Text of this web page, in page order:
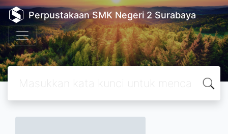
Perpustakaan SMK Negeri 2 Surabaya